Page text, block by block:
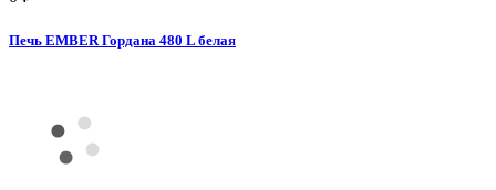
Печь EMBER Гордана 480 L белая